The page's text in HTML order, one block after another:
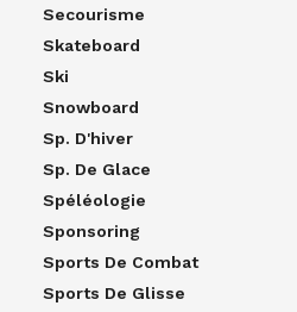
Secourisme
Skateboard
Ski
Snowboard
Sp. D'hiver
Sp. De Glace
Spéléologie
Sponsoring
Sports De Combat
Sports De Glisse